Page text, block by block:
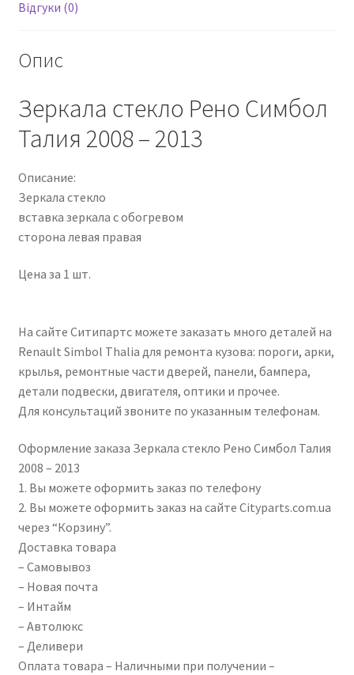
Відгуки (0)
Опис
Зеркала стекло Рено Симбол
Талия 2008 – 2013
Описание:
Зеркала стекло
вставка зеркала с обогревом
сторона левая правая
Цена за 1 шт.
На сайте Ситипартс можете заказать много деталей на
Renault Simbol Thalia для ремонта кузова: пороги, арки,
крылья, ремонтные части дверей, панели, бампера,
детали подвески, двигателя, оптики и прочее.
Для консультаций звоните по указанным телефонам.
Оформление заказа Зеркала стекло Рено Симбол Талия
2008 – 2013
1. Вы можете оформить заказ по телефону
2. Вы можете оформить заказ на сайте Cityparts.com.ua
через “Корзину”.
Доставка товара
– Самовывоз
– Новая почта
– Интайм
– Автолюкс
– Деливери
Оплата товара – Наличными при получении –